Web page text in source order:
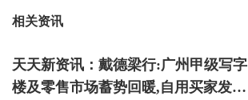
相关资讯
天天新资讯：戴德梁行:广州甲级写字
楼及零售市场蓄势回暖,自用买家发力